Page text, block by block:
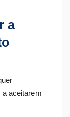
a
a aceitarem